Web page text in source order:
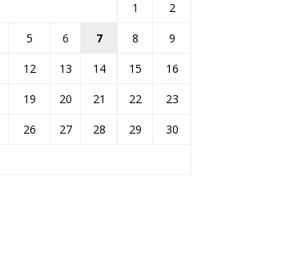
1
2
5 6 7 8
9
12 13 14 15
16
19 20 21 22
23
26 27 28 29
30